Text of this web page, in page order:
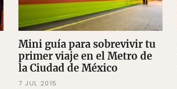
Mini guía para sobrevivir tu
primer viaje en el Metro de
la Ciudad de México
7 JUL 2015